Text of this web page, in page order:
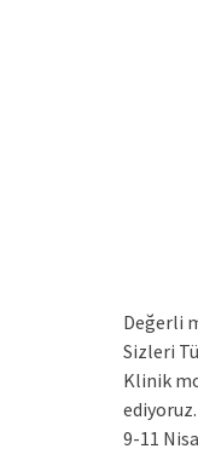
Değerli
Sizleri
Klinik
ediyoruz.
9-11